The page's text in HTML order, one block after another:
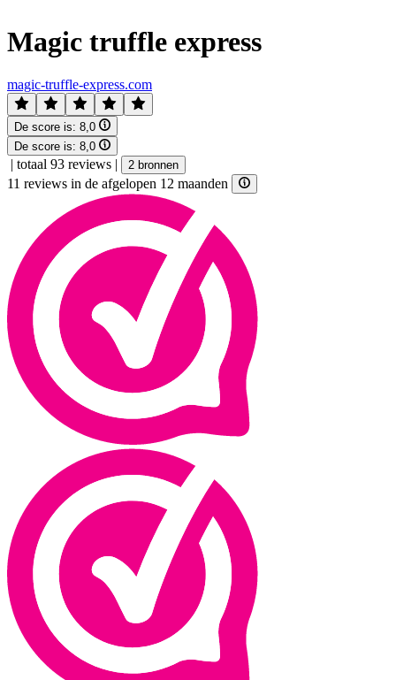
Magic truffle express
magic-truffle-express.com
De score is: 8,0
De score is: 8,0
| totaal 93 reviews | 2 bronnen
11 reviews in de afgelopen 12 maanden